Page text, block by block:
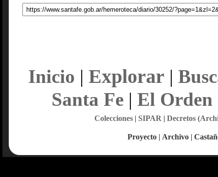
Inicio | Explorar |
Santa Fe| El Orden
Colecciones| SIPAR | Decretos
Proyecto | Archivo |